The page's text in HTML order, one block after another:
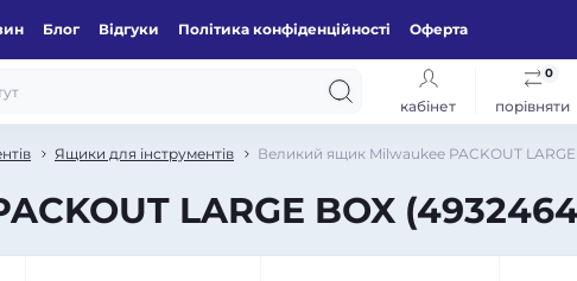
Блог Відгуки Політика конфіденційності Оферта
кабінет порівняти
0
Ящики для інструментів Великий ящик Milwaukee PACKOUT
LARGE BOX